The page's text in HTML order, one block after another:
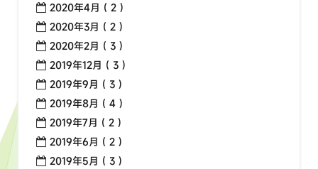
2020年4月 ( 2 )
2020年3月 ( 2 )
2020年2月 ( 3 )
2019年12月 ( 3 )
2019年9月 ( 3 )
2019年8月 ( 4 )
2019年7月 ( 2 )
2019年6月 ( 2 )
2019年5月 ( 3 )